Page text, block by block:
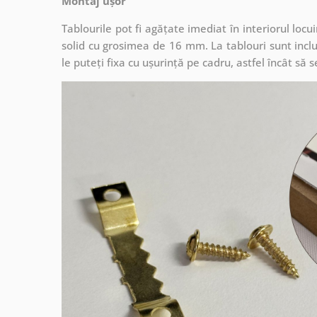
Tablourile pot fi agățate imediat în interiorul
solid cu grosimea de 16 mm. La tablouri sunt
le puteți fixa cu ușurință pe cadru, astfel încât să